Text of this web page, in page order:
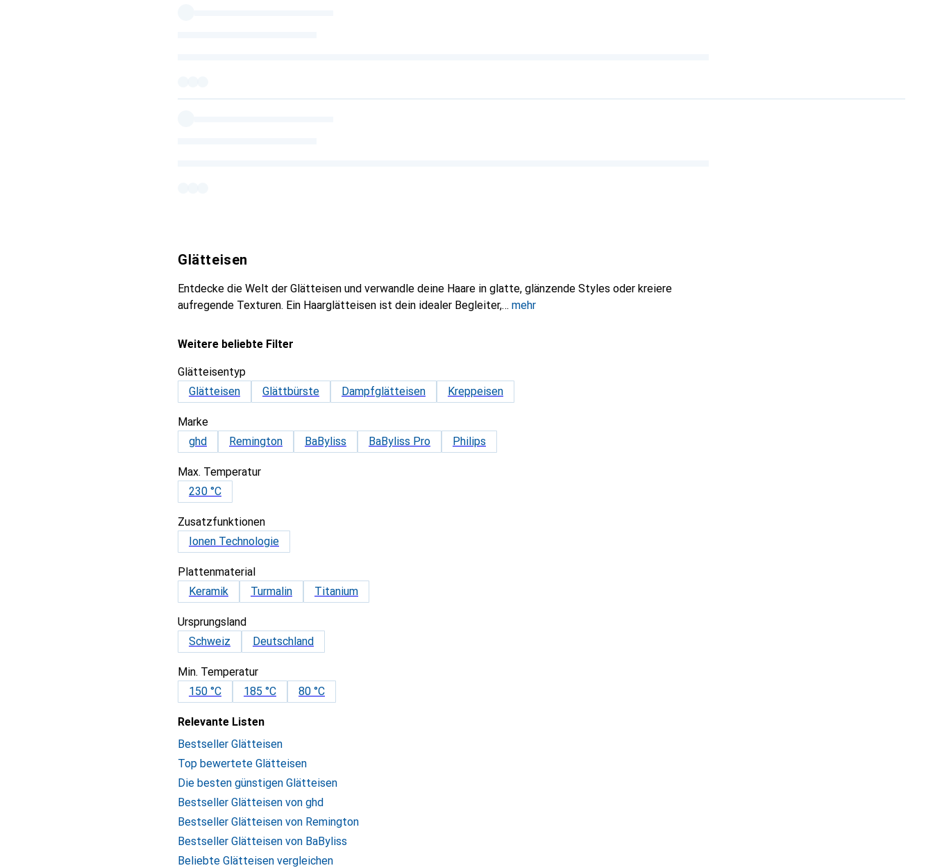
Glätteisen
Entdecke die Welt der Glätteisen und verwandle deine Haare in glatte, glänzende Styles oder kreiere
aufregende Texturen. Ein Haarglätteisen ist dein idealer Begleiter,
mehr
Weitere beliebte Filter
Glätteisentyp
Glätteisen
Glättbürste Dampfglätteisen Kreppeisen
Marke
ghd
Remington BaByliss BaByliss Pro Philips
Max. Temperatur
230 °C
Zusatzfunktionen
Ionen Technologie
Plattenmaterial
Keramik
Turmalin Titanium
Ursprungsland
Schweiz
Deutschland
Min. Temperatur
150 °C
185 °C 80 °C
Relevante Listen
Bestseller Glätteisen
Top bewertete Glätteisen
Die besten günstigen Glätteisen
Bestseller Glätteisen von ghd
Bestseller Glätteisen von Remington
Bestseller Glätteisen von BaByliss
Beliebte Glätteisen vergleichen